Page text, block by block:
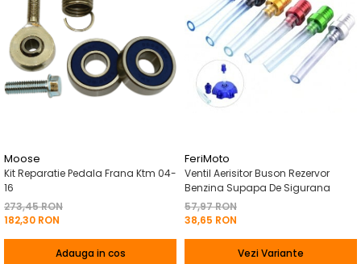
Pelerine de ploaie
Protectii
Rucsac/Borseta
Tricou / Geci / Termic
Roti/Accesorii
Ambreiaj
Evacuare
Cabluri si Conducte
Suspensii
Transmisie
Tuning
Moose
Kit Reparatie Pedala Frana Ktm 04-
16
273,45 RON
182,30 RON
Adauga in cos
FeriMoto
Ventil Aerisitor Buson Rezervor
Benzina Supapa De Sigurana
57,97 RON
38,65 RON
Vezi Variante